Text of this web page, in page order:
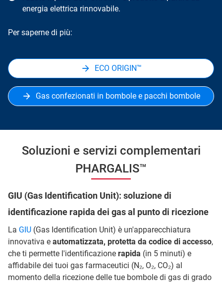
energia elettrica rinnovabile.
Per saperne di più:
ECO ORIGIN™
Gas confezionati in bombole e pacchi bombole
Soluzioni e servizi complementari
PHARGALIS™
GIU (Gas Identification Unit): soluzione di
identificazione rapida dei gas al punto di ricezione
La GIU (Gas Identification Unit) è un'apparecchiatura
innovativa e automatizzata, protetta da codice di accesso,
che ti permette l'identificazione rapida (in 5 minuti) e
affidabile dei tuoi gas farmaceutici (N₂, O₂, CO₂) al
momento della ricezione delle tue bombole di gas di grado